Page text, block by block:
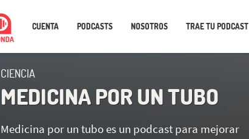
CUENTA PODCASTS NOSOTROS TRAE TU PODCAST
CIENCIA
MEDICINA POR UN TUBO
Medicina por un tubo es un podcast para mejorar